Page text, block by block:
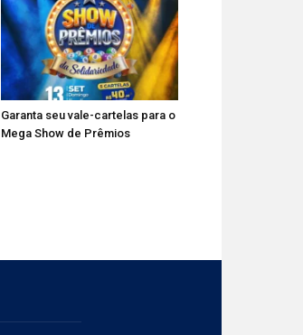
Garanta seu vale-cartelas para o
Mega Show de Prêmios